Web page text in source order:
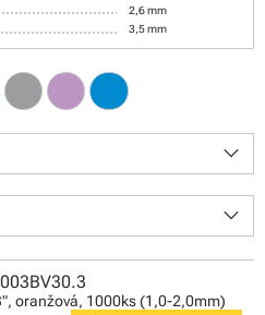
2,6 mm
3,5 mm
keyboard_arrow_down
keyboard_arrow_down
oranžová, 1000ks (1,0-2,0mm)